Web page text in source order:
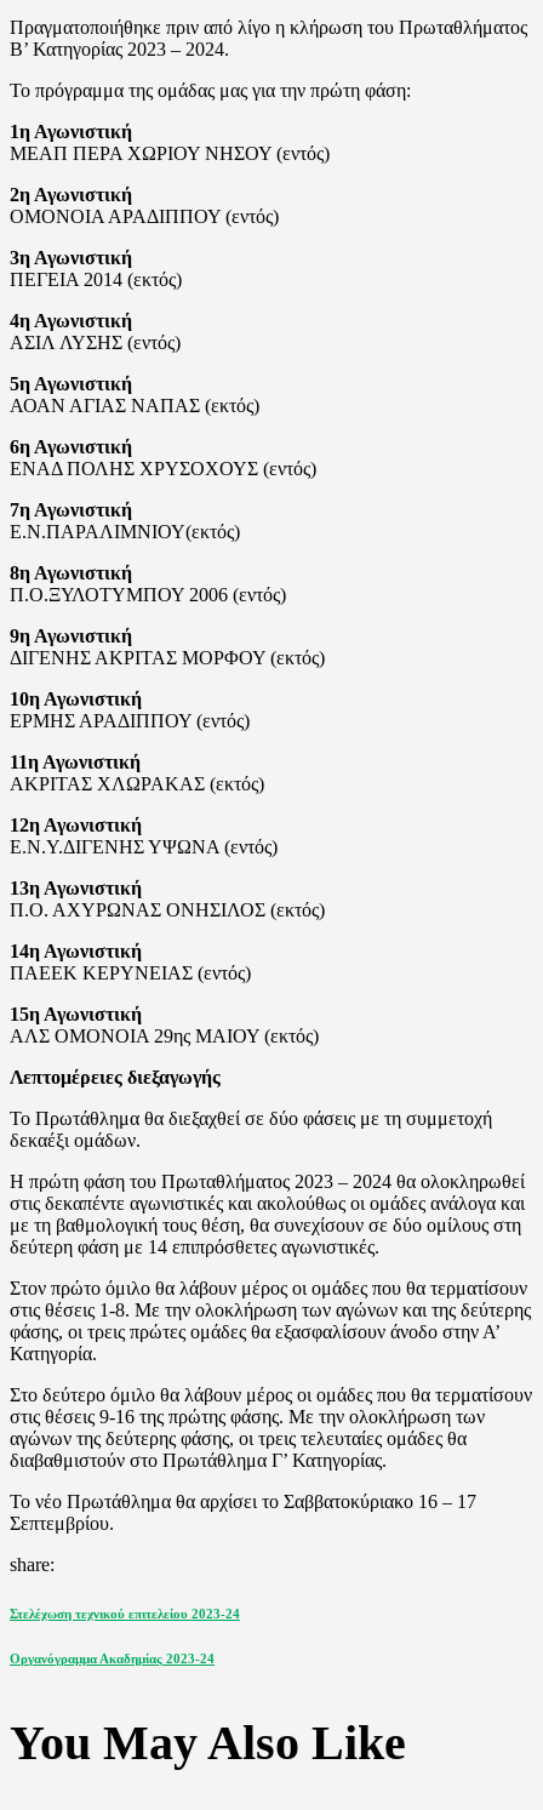
Πραγματοποιήθηκε πριν από λίγο η κλήρωση του Πρωταθλήματος
Β’ Κατηγορίας 2023 – 2024.
Το πρόγραμμα της ομάδας μας για την πρώτη φάση:
1η Αγωνιστική
ΜΕΑΠ ΠΕΡΑ ΧΩΡΙΟΥ ΝΗΣΟΥ (εντός)
2η Αγωνιστική
ΟΜΟΝΟΙΑ ΑΡΑΔΙΠΠΟΥ (εντός)
3η Αγωνιστική
ΠΕΓΕΙΑ 2014 (εκτός)
4η Αγωνιστική
ΑΣΙΛ ΛΥΣΗΣ (εντός)
5η Αγωνιστική
ΑΟΑΝ ΑΓΙΑΣ ΝΑΠΑΣ (εκτός)
6η Αγωνιστική
ΕΝΑΔ ΠΟΛΗΣ ΧΡΥΣΟΧΟΥΣ (εντός)
7η Αγωνιστική
Ε.Ν.ΠΑΡΑΛΙΜΝΙΟΥ(εκτός)
8η Αγωνιστική
Π.Ο.ΞΥΛΟΤΥΜΠΟΥ 2006 (εντός)
9η Αγωνιστική
ΔΙΓΕΝΗΣ ΑΚΡΙΤΑΣ ΜΟΡΦΟΥ (εκτός)
10η Αγωνιστική
ΕΡΜΗΣ ΑΡΑΔΙΠΠΟΥ (εντός)
11η Αγωνιστική
ΑΚΡΙΤΑΣ ΧΛΩΡΑΚΑΣ (εκτός)
12η Αγωνιστική
Ε.Ν.Υ.ΔΙΓΕΝΗΣ ΥΨΩΝΑ (εντός)
13η Αγωνιστική
Π.Ο. ΑΧΥΡΩΝΑΣ ΟΝΗΣΙΛΟΣ (εκτός)
14η Αγωνιστική
ΠΑΕΕΚ ΚΕΡΥΝΕΙΑΣ (εντός)
15η Αγωνιστική
ΑΛΣ ΟΜΟΝΟΙΑ 29ης ΜΑΙΟΥ (εκτός)
Λεπτομέρειες διεξαγωγής
Το Πρωτάθλημα θα διεξαχθεί σε δύο φάσεις με τη συμμετοχή
δεκαέξι ομάδων.
Η πρώτη φάση του Πρωταθλήματος 2023 – 2024 θα ολοκληρωθεί
στις δεκαπέντε αγωνιστικές και ακολούθως οι ομάδες ανάλογα και
με τη βαθμολογική τους θέση, θα συνεχίσουν σε δύο ομίλους στη
δεύτερη φάση με 14 επιπρόσθετες αγωνιστικές.
Στον πρώτο όμιλο θα λάβουν μέρος οι ομάδες που θα τερματίσουν
στις θέσεις 1-8. Με την ολοκλήρωση των αγώνων και της δεύτερης
φάσης, οι τρεις πρώτες ομάδες θα εξασφαλίσουν άνοδο στην Α’
Κατηγορία.
Στο δεύτερο όμιλο θα λάβουν μέρος οι ομάδες που θα τερματίσουν
στις θέσεις 9-16 της πρώτης φάσης. Με την ολοκλήρωση των
αγώνων της δεύτερης φάσης, οι τρεις τελευταίες ομάδες θα
διαβαθμιστούν στο Πρωτάθλημα Γ’ Κατηγορίας.
Το νέο Πρωτάθλημα θα αρχίσει το Σαββατοκύριακο 16 – 17
Σεπτεμβρίου.
share:
Πλοήγηση
άρθρων
Previous
Στελέχωση τεχνικού επιτελείου 2023-24
Next
Οργανόγραμμα Ακαδημίας 2023-24
You May Also Like